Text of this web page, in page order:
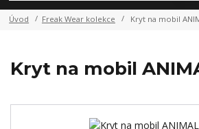
Úvod Freak Wear kolekce Kryt na mobil
Kryt na mobil